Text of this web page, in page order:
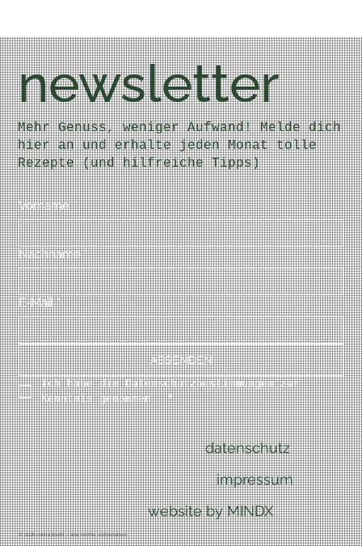
newsletter
Mehr Genuss, weniger Aufwand! Melde dich
hier an und erhalte jeden Monat tolle
Rezepte (und hilfreiche Tipps)
Vorname *
Nachname *
E-Mail *
ABSENDEN
Ich habe die Datenschutzbestimmungen zur
Kenntnis genommen. *
datenschutz
impressum
website by MINDX
© 2026 carina kocht – alle rechte vorbehalten.